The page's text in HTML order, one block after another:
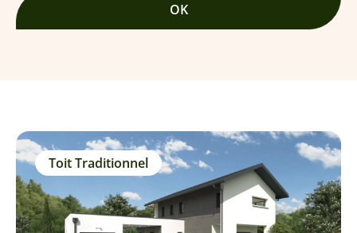
OK
Toit Traditionnel